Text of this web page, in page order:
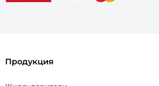
Продукция